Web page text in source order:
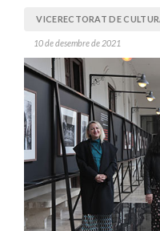
VICERECTORAT DE
10 de desembre de 2021